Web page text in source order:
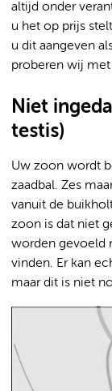
altijd onder
u het op prijs
u dit aangeven
proberen wij
Niet
testis)
Uw zoon wordt
zaadbal. Zes
vanuit de
zoon is dat niet
worden gevoeld
vinden. Er kan
maar dit is niet